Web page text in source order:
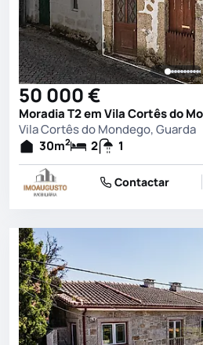
50 000 €
Moradia T2 em Vila Cortês do
Vila Cortês do Mondego, Guarda
30m2 2 1
Contactar